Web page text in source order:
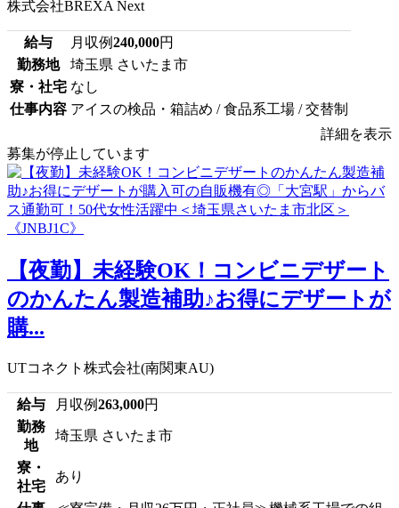
株式会社BREXA Next
給与 月収例240,000円
勤務地
埼玉県 さいたま市
寮・社宅 なし
仕事内容 アイスの検品・箱詰め / 食品系工場 / 交替制
詳細を表示
募集が停止しています
【夜勤】未経験OK！コンビニデザート
のかんたん製造補助♪お得にデザートが
購...
UTコネクト株式会社(南関東AU)
給与 月収例263,000円
勤務
地
埼玉県 さいたま市
寮・
社宅
あり